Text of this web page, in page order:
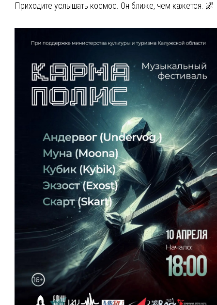
Приходите услышать космос. Он ближе, чем кажется. 🌌